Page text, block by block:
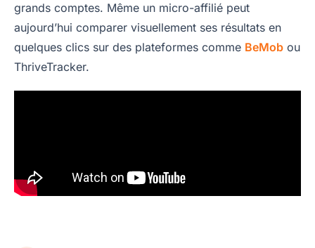
grands comptes. Même un micro-affilié peut
aujourd’hui comparer visuellement ses résultats en
quelques clics sur des plateformes comme BeMob ou
ThriveTracker.